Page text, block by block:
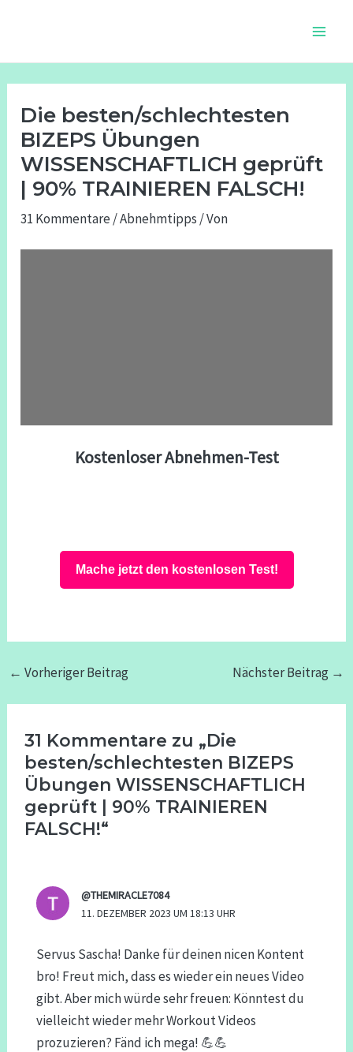
Die besten/schlechtesten
BIZEPS Übungen
WISSENSCHAFTLICH geprüft
| 90% TRAINIEREN FALSCH!
31 Kommentare /Abnehmtipps / Von
Kostenloser Abnehmen-Test
Mache jetzt den kostenlosen Test!
← Vorheriger Beitrag Nächster Beitrag →
31 Kommentare zu „Die
besten/schlechtesten BIZEPS
Übungen WISSENSCHAFTLICH
geprüft | 90% TRAINIEREN
FALSCH!“
@THEMIRACLE7084
11. DEZEMBER 2023 UM 18:13 UHR
Servus Sascha! Danke für deinen nicen Kontent
bro! Freut mich, dass es wieder ein neues Video
gibt. Aber mich würde sehr freuen: Könntest du
vielleicht wieder mehr Workout Videos
prozuzieren? Fänd ich mega! 💪💪